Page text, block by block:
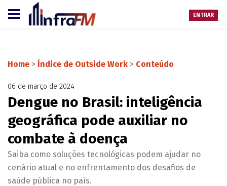
ENTRAR
Home > Índice de Outside Work > Conteúdo
06 de março de 2024
Dengue no Brasil: inteligência
geográfica pode auxiliar no
combate à doença
Saiba como soluções tecnológicas podem ajudar no
cenário atual e no enfrentamento dos desafios de
saúde pública no país.